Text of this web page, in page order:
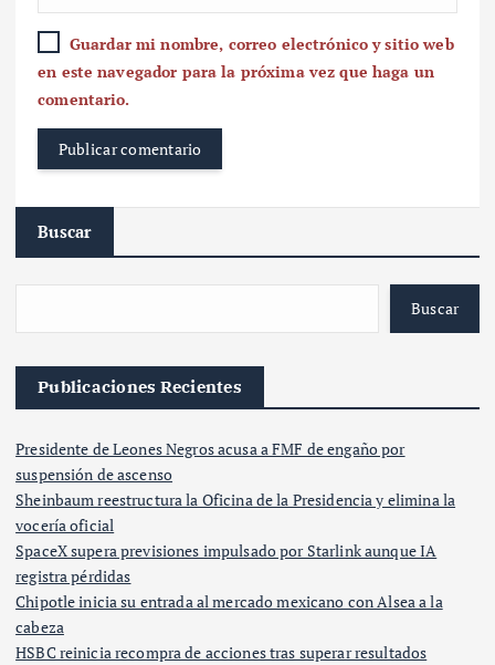
Guardar mi nombre, correo electrónico y sitio web
en este navegador para la próxima vez que haga un
comentario.
Buscar
Buscar
Publicaciones Recientes
Presidente de Leones Negros acusa a FMF de engaño por
suspensión de ascenso
Sheinbaum reestructura la Oficina de la Presidencia y elimina la
vocería oficial
SpaceX supera previsiones impulsado por Starlink aunque IA
registra pérdidas
Chipotle inicia su entrada al mercado mexicano con Alsea a la
cabeza
HSBC reinicia recompra de acciones tras superar resultados